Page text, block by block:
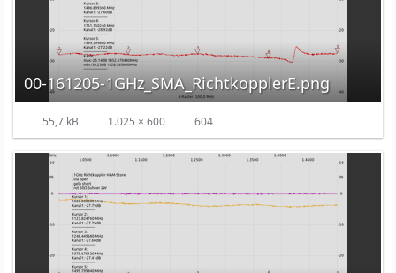
00-161205-1GHz_SMA_RichtkopplerE.png
55,7 kB 1.025 × 600 604